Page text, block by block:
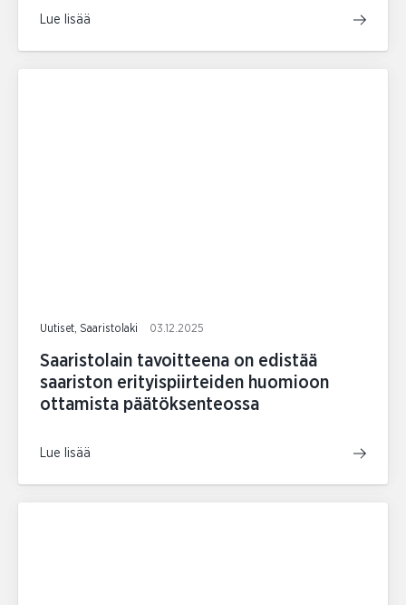
Lue lisää
Uutiset, Saaristolaki 03.12.2025
Saaristolain tavoitteena on edistää
saariston erityispiirteiden huomioon
ottamista päätöksenteossa
Lue lisää